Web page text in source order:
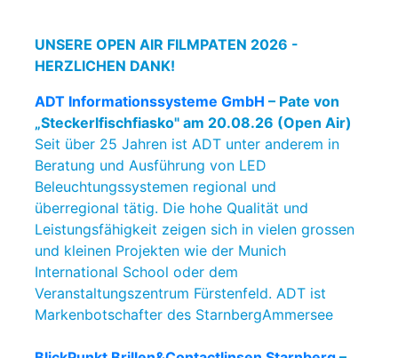
UNSERE OPEN AIR FILMPATEN 2026 -
HERZLICHEN DANK!
ADT Informationssysteme GmbH – Pate von
„Steckerlfischfiasko" am 20.08.26 (Open Air)
Seit über 25 Jahren ist ADT unter anderem in
Beratung und Ausführung von LED
Beleuchtungssystemen regional und
überregional tätig. Die hohe Qualität und
Leistungsfähigkeit zeigen sich in vielen grossen
und kleinen Projekten wie der Munich
International School oder dem
Veranstaltungszentrum Fürstenfeld. ADT ist
Markenbotschafter des StarnbergAmmersee